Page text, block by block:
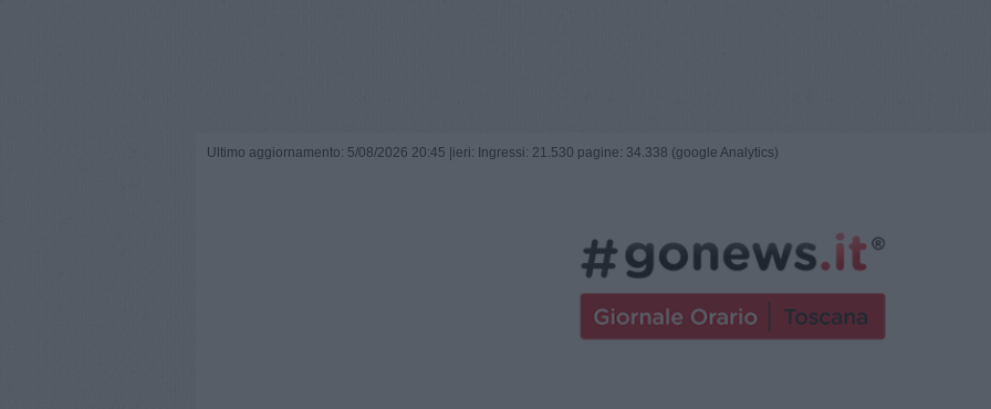
Ultimo aggiornamento: 5/08/2026 20:45 | ieri: Ingressi: 21.530 pagine: 34.338 (google Analytics)